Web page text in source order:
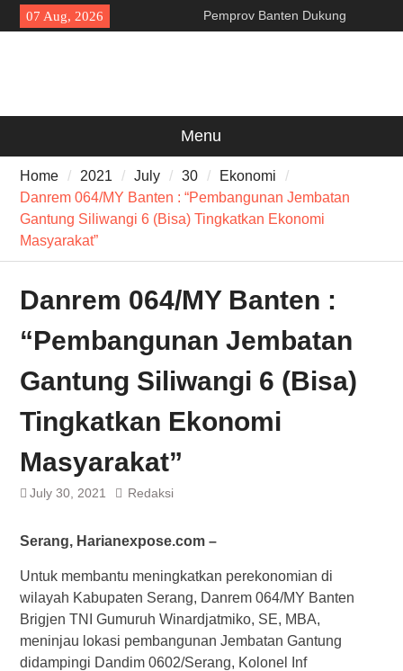
Skip
to
07 Aug, 2026
Pemprov Banten Dukung
Gerakan Irigasi Bersih
Bobotoh dan Jack Mania —
Menu
Home 2021 July 30
Ekonomi
Danrem 064/MY Banten : “Pembangunan Jembatan
Gantung Siliwangi 6 (Bisa) Tingkatkan Ekonomi
Masyarakat”
Danrem 064/MY Banten :
“Pembangunan Jembatan
Gantung Siliwangi 6 (Bisa)
Tingkatkan Ekonomi
Masyarakat”
July 30, 2021 Redaksi
Serang, Harianexpose.com –
Untuk membantu meningkatkan perekonomian di
wilayah Kabupaten Serang, Danrem 064/MY Banten
Brigjen TNI Gumuruh Winardjatmiko, SE, MBA,
meninjau lokasi pembangunan Jembatan Gantung
didampingi Dandim 0602/Serang, Kolonel Inf